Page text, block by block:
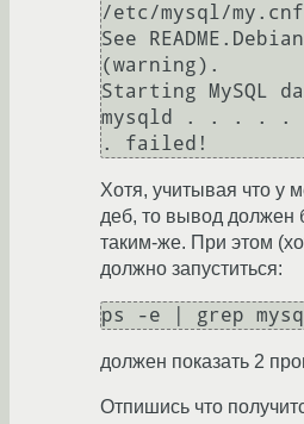
/etc/mysql/
See
(warning).
Starting MySQL
mysqld . . .
Хотя, учитывая что у
деб, то вывод должен
таким-же. При этом
должно запуститься:
должен показать 2
Отпишись что